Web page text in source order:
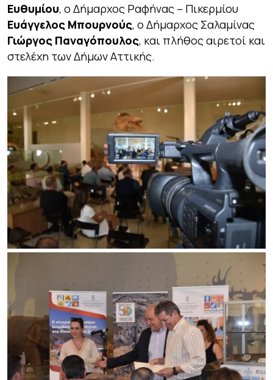
Ευθυμίου, ο Δήμαρχος Ραφήνας – Πικερμίου
Ευάγγελος Μπουρνούς, ο Δήμαρχος Σαλαμίνας
Γιώργος Παναγόπουλος, και πλήθος αιρετοί και
στελέχη των Δήμων Αττικής.